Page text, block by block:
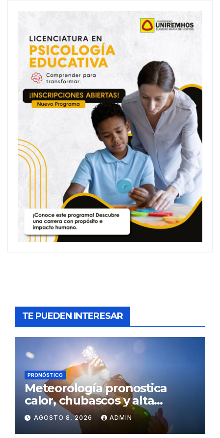
TE PUEDEN INTERESAR
PRONÓSTICO
Meteorología pronostica
calor, chubascos y alta
concentración de polvo del
Sahara para este sábado
AGOSTO 8, 2026 ADMIN